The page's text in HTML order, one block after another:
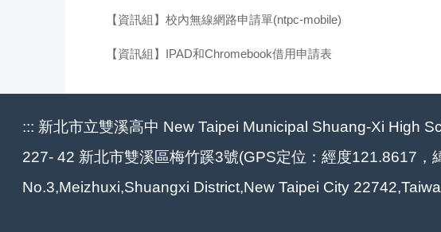
【資訊組】校內無線網路申請單(ntpc-mobile)
【資訊組】IPAD和Chromebook借用申請表
::: 新北市立雙溪高中 New Taipei Municipal Shuang-Xi High
227- 42 新北市雙溪區梅竹蹊3號(GPS定位：經度121.8617
No.3,Meizhuxi,Shuangxi District,New Taipei City